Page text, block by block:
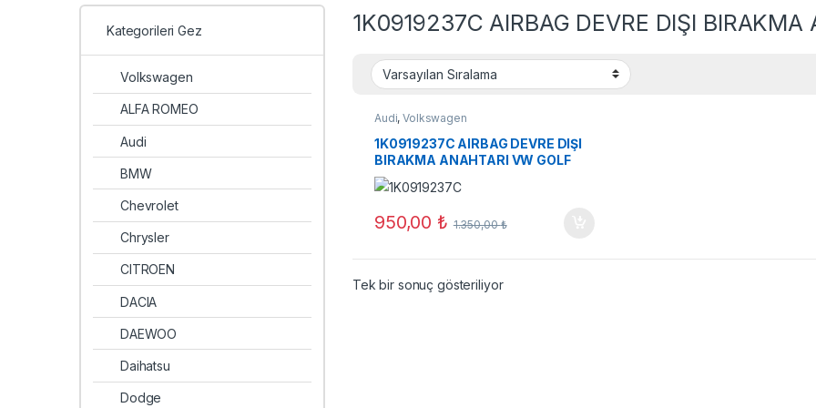
1K0919237C AIRBAG DEVRE DIŞI
Audi,Volkswagen
1K0919237C AIRBAG DEVRE DIŞI
BIRAKMA ANAHTARI VW GOLF
ORJ
950,00 ₺ 1.350,00₺
Tek bir sonuç gösteriliyor
Kategorileri Gez
Volkswagen
ALFA ROMEO
Audi
BMW
Chevrolet
Chrysler
CITROEN
DACIA
DAEWOO
Daihatsu
Dodge